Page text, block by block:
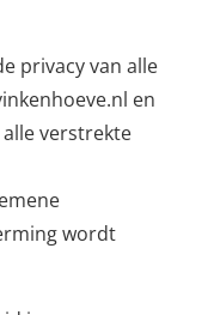
privacy van alle
en
verstrekte
wordt